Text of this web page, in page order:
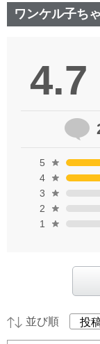
ワンケル子ち
4.7
5
4
3
2
1
並び順